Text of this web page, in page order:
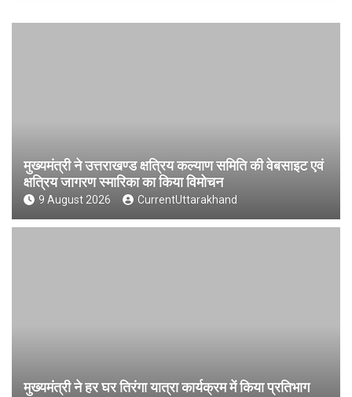
मुख्यमंत्री ने उत्तराखण्ड क्षत्रिय कल्याण समिति की वेबसाइट एवं
क्षत्रिय जागरण स्मारिका का किया विमोचन
9 August 2026 CurrentUttarakhand
मुख्यमंत्री ने हर घर तिरंगा यात्रा कार्यक्रम में किया प्रतिभाग